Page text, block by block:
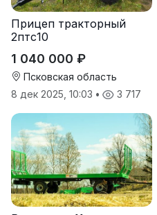
Прицеп тракторный
2птс10
1 040 000 ₽
Псковская область
8 дек 2025, 10:03 • 3 717